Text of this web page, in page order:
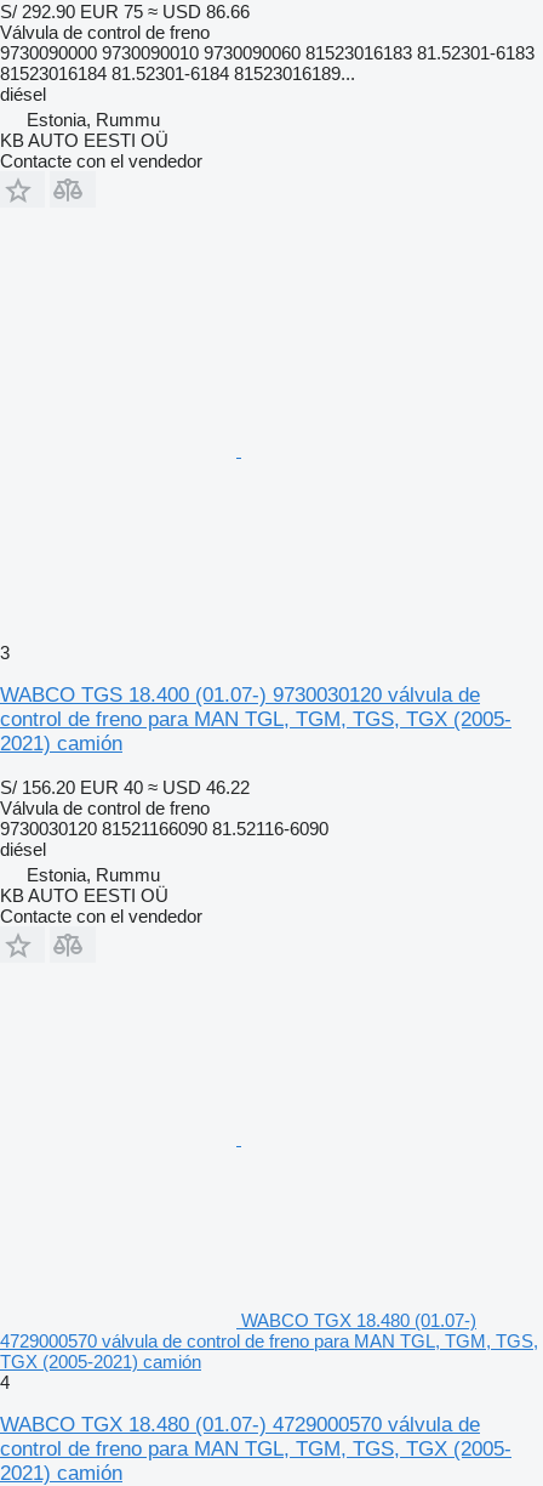
S/ 292.90 EUR 75 ≈ USD 86.66
Válvula de control de freno
9730090000 9730090010 9730090060 81523016183 81.52301-6183
81523016184 81.52301-6184 81523016189...
diésel
Estonia, Rummu
KB AUTO EESTI OÜ
Contacte con el vendedor
3
WABCO TGS 18.400 (01.07-) 9730030120 válvula de
control de freno para MAN TGL, TGM, TGS, TGX (2005-
2021) camión
S/ 156.20 EUR 40 ≈ USD 46.22
Válvula de control de freno
9730030120 81521166090 81.52116-6090
diésel
Estonia, Rummu
KB AUTO EESTI OÜ
Contacte con el vendedor
WABCO TGX 18.480 (01.07-)
4729000570 válvula de control de freno para MAN TGL, TGM, TGS,
TGX (2005-2021) camión
4
WABCO TGX 18.480 (01.07-) 4729000570 válvula de
control de freno para MAN TGL, TGM, TGS, TGX (2005-
2021) camión